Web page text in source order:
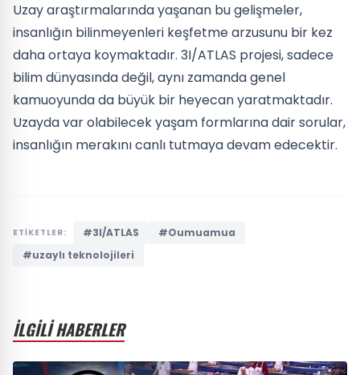
Uzay araştırmalarında yaşanan bu gelişmeler,
insanlığın bilinmeyenleri keşfetme arzusunu bir kez
daha ortaya koymaktadır. 3I/ATLAS projesi, sadece
bilim dünyasında değil, aynı zamanda genel
kamuoyunda da büyük bir heyecan yaratmaktadır.
Uzayda var olabilecek yaşam formlarına dair sorular,
insanlığın merakını canlı tutmaya devam edecektir.
ETİKETLER: #3I/ATLAS
#Oumuamua
#uzaylı teknolojileri
İLGİLİ HABERLER